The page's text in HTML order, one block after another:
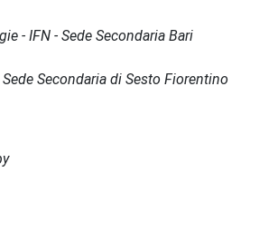
- IFN - Sede Secondaria Bari
Secondaria di Sesto Fiorentino